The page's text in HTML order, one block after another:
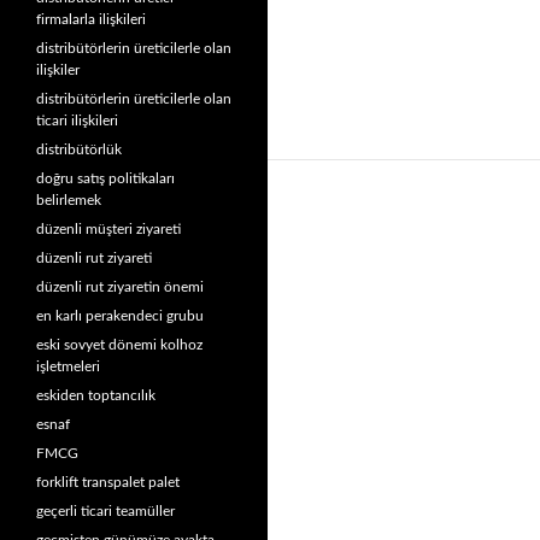
firmalarla ilişkileri
distribütörlerin üreticilerle olan
ilişkiler
distribütörlerin üreticilerle olan
ticari ilişkileri
distribütörlük
doğru satış politikaları
belirlemek
düzenli müşteri ziyareti
düzenli rut ziyareti
düzenli rut ziyaretin önemi
en karlı perakendeci grubu
eski sovyet dönemi kolhoz
işletmeleri
eskiden toptancılık
esnaf
FMCG
forklift transpalet palet
geçerli ticari teamüller